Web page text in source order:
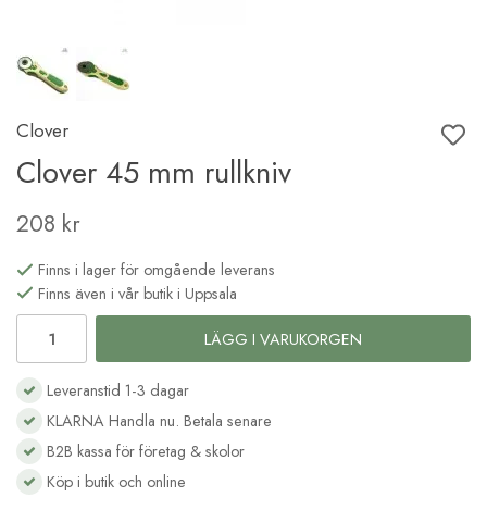
Clover
Clover 45 mm rullkniv
208 kr
Finns i lager för omgående leverans
Finns även i vår butik i Uppsala
LÄGG I VARUKORGEN
Leveranstid 1-3 dagar
KLARNA Handla nu. Betala senare
B2B kassa för företag & skolor
Köp i butik och online